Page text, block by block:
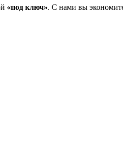
«под ключ». С нами вы